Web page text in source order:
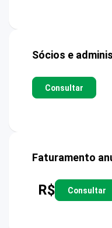
Sócios e
Consultar
Faturamento
R$ Consultar